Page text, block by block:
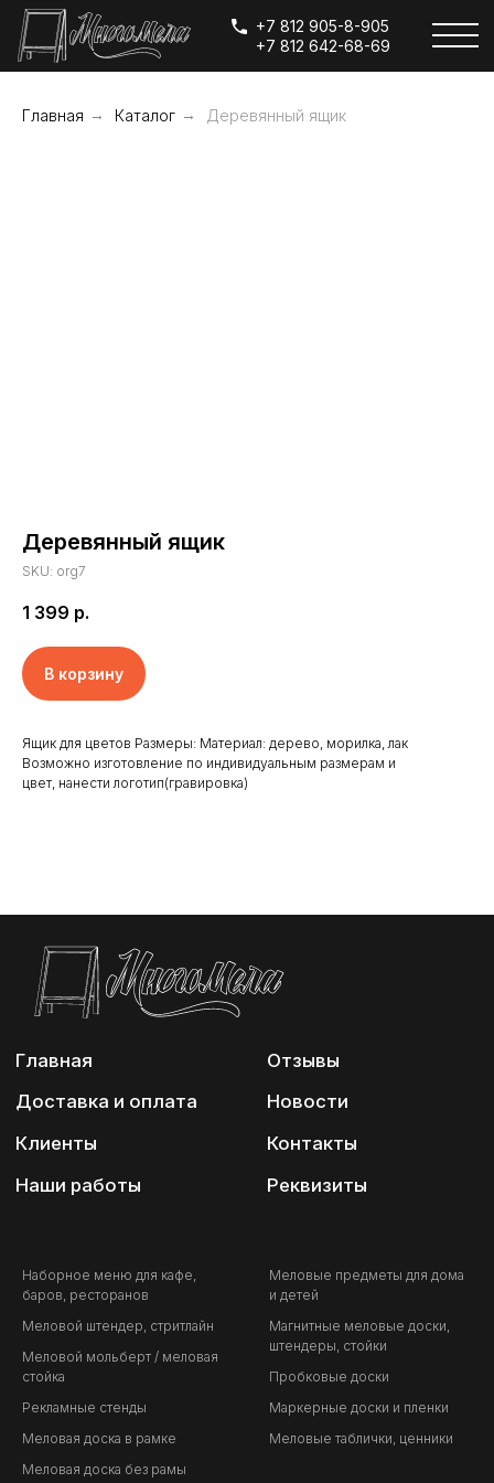
+7 812 905-8-905
+7 812 642-68-69
Главная → Каталог → Деревянный ящик
Деревянный ящик
SKU: org7
1 399 р.
В корзину
Ящик для цветов Размеры: Материал: дерево, морилка, лак
Возможно изготовление по индивидуальным размерам и
цвет, нанести логотип(гравировка)
Новости
Отзывы
Доставка и оплата
Главная
Наборное меню для кафе,
баров, ресторанов
Меловой штендер, стритлайн
Меловой мольберт / меловая
стойка
Рекламные стенды
Меловая доска в рамке
Меловая доска без рамы
Меловые предметы для дома
и детей
Магнитные меловые доски,
штендеры, стойки
Пробковые доски
Маркерные доски и пленки
Меловые таблички, ценники